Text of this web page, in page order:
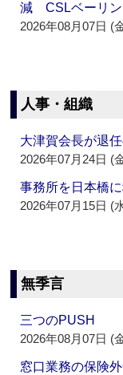
減 CSLベーリ
2026年08月07日 (
人事・組織
大津賀会長が退
2026年07月24日 (
事務所を日本橋
2026年07月15日 (
無季言
三つのPUSH
2026年08月07日 (
窓口業務の保険